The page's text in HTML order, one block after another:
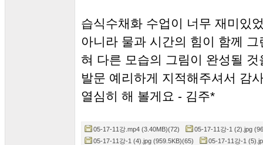
습식수채화 수업이 너무 재미있
아니라 물과 시간의 힘이 함께
혀 다른 모습의 그림이 완성될
발문 예리하게 지적해주셔서 감
열심히 해 볼게요 - 김주*
05-17-11강.mp4 (3.40MB)(72)
05-17-11강-1 (2).jpg
05-17-11강-1 (4).jpg (959.5KB)(65)
05-17-11강-1